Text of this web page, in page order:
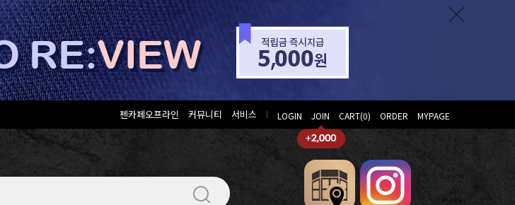
펜카페오프라인 커뮤니티 서비스 l LOGIN JOIN CART(0) ORDER MYPAGE